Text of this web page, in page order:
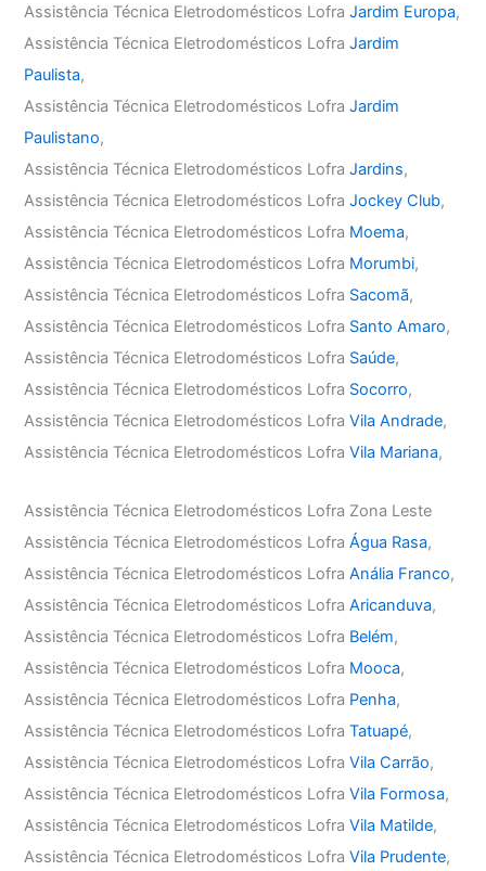
Assistência Técnica Eletrodomésticos LofraJardim Europa,
Assistência Técnica Eletrodomésticos LofraJardim
Paulista,
Assistência Técnica Eletrodomésticos LofraJardim
Paulistano,
Assistência Técnica Eletrodomésticos LofraJardins,
Assistência Técnica Eletrodomésticos LofraJockey Club,
Assistência Técnica Eletrodomésticos Lofra Moema,
Assistência Técnica Eletrodomésticos Lofra Morumbi,
Assistência Técnica Eletrodomésticos Lofra Sacomã,
Assistência Técnica Eletrodomésticos Lofra Santo Amaro,
Assistência Técnica Eletrodomésticos Lofra Saúde,
Assistência Técnica Eletrodomésticos Lofra Socorro,
Assistência Técnica Eletrodomésticos LofraVila Andrade,
Assistência Técnica Eletrodomésticos LofraVila Mariana,
Assistência Técnica Eletrodomésticos Lofra Zona Leste
Assistência Técnica Eletrodomésticos LofraÁgua Rasa,
Assistência Técnica Eletrodomésticos LofraAnália Franco,
Assistência Técnica Eletrodomésticos LofraAricanduva,
Assistência Técnica Eletrodomésticos Lofra Belém,
Assistência Técnica Eletrodomésticos Lofra Mooca,
Assistência Técnica Eletrodomésticos Lofra Penha,
Assistência Técnica Eletrodomésticos LofraTatuapé,
Assistência Técnica Eletrodomésticos LofraVila Carrão,
Assistência Técnica Eletrodomésticos LofraVila Formosa,
Assistência Técnica Eletrodomésticos LofraVila Matilde,
Assistência Técnica Eletrodomésticos LofraVila Prudente,